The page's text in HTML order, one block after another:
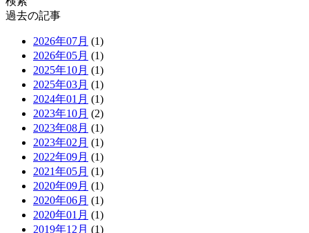
過去の記事
2026年07月 (1)
2026年05月 (1)
2025年10月 (1)
2025年03月 (1)
2024年01月 (1)
2023年10月 (2)
2023年08月 (1)
2023年02月 (1)
2022年09月 (1)
2021年05月 (1)
2020年09月 (1)
2020年06月 (1)
2020年01月 (1)
2019年12月 (1)